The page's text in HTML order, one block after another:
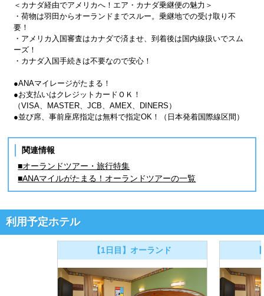
＜カナダ経由でアメリカへ！エア・カナダ乗継便の魅力＞
・荷物は羽田からオーランドまでスルー。乗継地での受け取り不
要！
・アメリカ入国審査はカナダで済ませ、到着後は国内線扱いでスム
ーズ！
・カナダ入国手続きは不要なので安心！
●ANAマイレージがたまる！
●お支払いはクレジットカードＯＫ！
（VISA、MASTER、JCB、AMEX、DINERS）
●並び席、事前座席指定は無料で指定OK！（日本発着国際線区間）
関連情報
■オーランドツアー・旅行特集
■ANAマイルがたまる！オーランドツアーの一覧
利用予定ホテル
【1日目】オーランド